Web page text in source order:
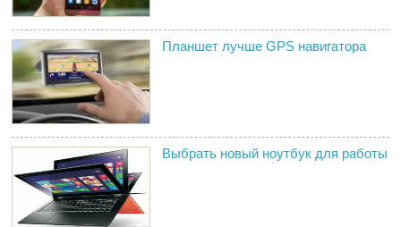
Планшет лучше GPS навигатора
Выбрать новый ноутбук для работы